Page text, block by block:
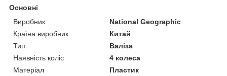
Основні
Виробник
National Geographic
Країна виробник
Китай
Тип
Валіза
Наявність коліс
4 колеса
Матеріал
Пластик